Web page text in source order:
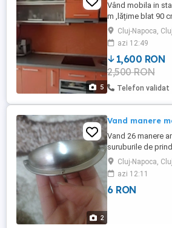
5
Vând mobila in
m ,lățime blat 90
electrodomestice
Cluj-Napoca, Cluj
azi 12:49
1,600 RON
2,500 RON
Telefon validat
2
Vand manere
Vand 26 manere
suruburile de
sunt metalice.
6,4 mm.
este de 9 cm. Se
ron bucata.
Cluj-Napoca, Cluj
azi 12:11
6 RON